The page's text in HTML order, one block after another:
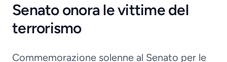
Senato onora le vittime del
terrorismo
Commemorazione solenne al Senato per le